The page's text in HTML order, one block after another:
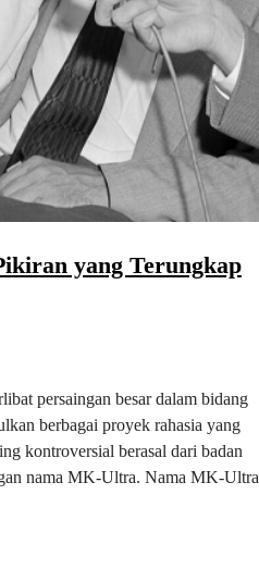
yang Terungkap
persaingan besar dalam bidang
berbagai proyek rahasia yang
kontroversial berasal dari badan
nama MK-Ultra. Nama MK-Ultra